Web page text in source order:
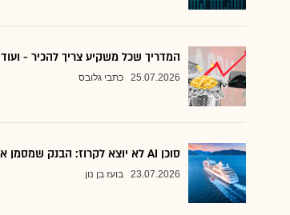
המדריך שכל משקיע צריך להכיר - ועוד 4 כתבות על המצב בשווקים
25.07.2026 כתבי גלובס
סוכן AI לא יוצא לקרוז: הבנק שמסמן את המניות שחסינות מפני המהפכה
23.07.2026 בועז בן נון